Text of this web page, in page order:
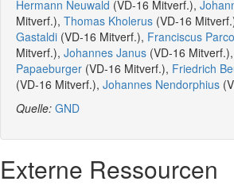
Hermann Neuwald (VD-16 Mitverf.),
Mitverf.), Thomas Kholerus (VD-16
Gastaldi (VD-16 Mitverf.), Franciscus
Mitverf.), Johannes Janus (VD-16 Mitverf.),
Papaeburger (VD-16 Mitverf.), Friedrich
(VD-16 Mitverf.), Johannes Nendorphius
Quelle: GND
Externe Ressourcen